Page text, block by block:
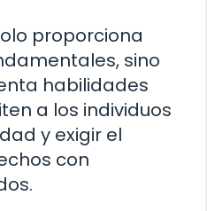
proporciona
sino
habilidades
a los individuos
y exigir el
con